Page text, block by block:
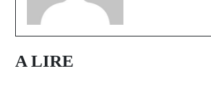
A LIRE